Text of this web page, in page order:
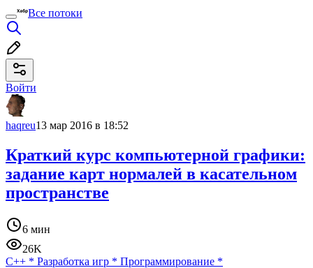
Все потоки
Войти
haqreu13 мар 2016 в 18:52
Краткий курс компьютерной графики:
задание карт нормалей в касательном
пространстве
6 мин
26K
C++ * Разработка игр * Программирование *